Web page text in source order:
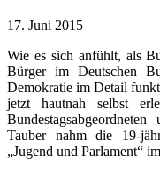
17. Juni 2015
Wie es sich anfühlt, als
Bürger im Deutschen
Demokratie im Detail
jetzt hautnah selbst
Tauber nahm die 19-
„Jugend und Parlament“